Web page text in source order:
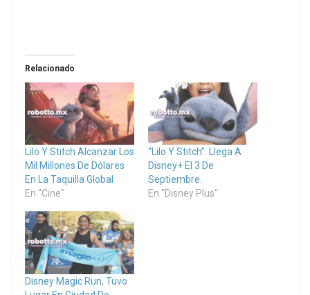
Relacionado
Lilo Y Stitch Alcanzar Los
Mil Millones De Dólares
En La Taquilla Global
En "Cine"
“Lilo Y Stitch”: Llega A
Disney+ El 3 De
Septiembre.
En "Disney Plus"
Disney Magic Run, Tuvo